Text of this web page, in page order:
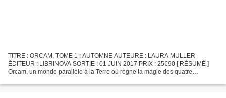
TITRE : ORCAM, TOME 1 : AUTOMNE AUTEURE : LAURA MULLER
ÉDITEUR : LIBRINOVA SORTIE : 01 JUIN 2017 PRIX : 25€90 [ RÉSUMÉ ]
Orcam, un monde parallèle à la Terre où règne la magie des quatre